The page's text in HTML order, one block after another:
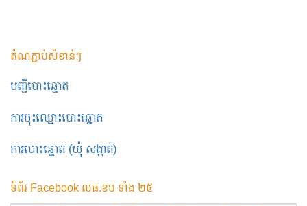
តំណភ្ជាប់សំខាន់ៗ
បញ្ជីបោះឆ្នោត
ការចុះឈ្មោះបោះឆ្នោត
ការបោះឆ្នោត (ឃុំ សង្កាត់)
ទំព័រ Facebook លធ.ខប ទាំង ២៥